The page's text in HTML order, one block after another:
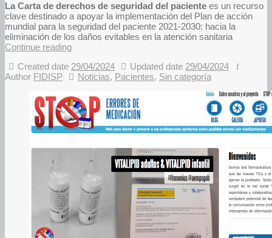
La Carta de derechos de seguridad del paciente es un recurso
clave destinado a apoyar la implementación del Plan de acción
mundial para la seguridad del paciente 2021-2030: hacia la
eliminación de los daños evitables en la atención sanitaria
Continue reading
Created date 29/04/2024 Updated date 29/04/2024
Author FIDISP Noticias, Pacientes, Sin categoría